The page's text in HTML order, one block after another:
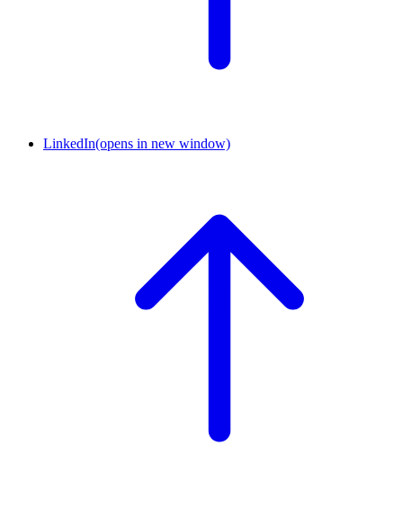
LinkedIn(opens in new window)